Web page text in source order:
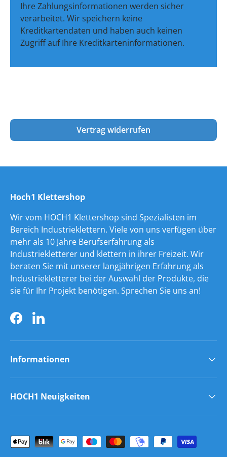
Ihre Zahlungsinformationen werden sicher
verarbeitet. Wir speichern keine
Kreditkartendaten und haben auch keinen
Zugriff auf Ihre Kreditkarteninformationen.
Vertrag widerrufen
Hoch1 Klettershop
Wir vom HOCH1 Klettershop sind Spezialisten im
Bereich Industrieklettern. Viele von uns verfügen über
mehr als 10 Jahre Berufserfahrung als
Industriekletterer und klettern in ihrer Freizeit. Wir
beraten Sie mit unserer langjährigen Erfahrung als
Industriekletterer bei der Auswahl der Produkte, die
sie für Ihr Projekt benötigen. Sprechen Sie uns an!
FacebookLinkedIn
Informationen
HOCH1 Neuigkeiten
Zahlungsmethoden